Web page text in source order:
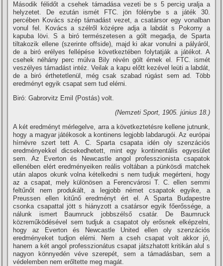
Második félidőt a csehek támadása vezeti be s 5 percig uralja a
helyzetet. De ezután ismét FTC. jön fölénybe s a játék 30.
percében Kovács szép támadást vezet, a csatársor egy vonalban
vonul fel. Kovács a szélről középre adja a labdát s Pokorny a
kapuba lövi. S a biró természetesen a gólt megadja, de Sparta
tiltakozik ellene (szerinte offside), majd ki akar vonulni a pályáról,
de a biró erélyes fellépése következtében folytatják a játékot. A
csehek néhány perc múlva Bily révén gólt érnek el. FTC. ismét
veszélyes támadást intéz. Veilak a kapu előtt kezével leüti a labdát,
de a biró érthetetlenül, még csak szabad rúgást sem ad. Több
eredményt egyik csapat sem tud elérni.
Biró: Gabrorvitz Emil (Postás) volt.
(Nemzeti Sport, 1905. június 18.)
A két eredményt mérlegelve, arra a következtetésre kellene jutnunk,
hogy a magyar játékosok a kontinens legjobb labdarugói. Az európai
hí­rnévre szert tett A. C. Sparta csapata idén oly szenzációs
eredményekkel dicsekedhetett, mint egy kontinentális egyesület
sem. Az Everton és Newcastle angol professzionista csapatok
ellenében elért eredményeiken reális voltában a pünkösdi matchek
után alapos okunk volna kételkedni s nem tudjuk megérteni, hogy
az a csapat, mely különösen a Ferencvárosi T. C. ellen semmi
feltűnőt nem produkált, a legjobb német csapatok egyike, a
Preussen ellen kitűnő eredményt ért el. A Sparta Budapestre
csonka csapattal jött s hiányzott a csatársor egyik főerőssége, a
nálunk ismert Baumruck jobbszélső csatár. De Baumruck
közreműködésével sem tudjuk a csapatot oly erősnek elképzelni,
hogy az Everton és Newcastle United ellen oly szenzációs
eredményeket tudjon elérni. Nem a cseh csapat volt akkor jó,
hanem a két angol professzionátus csapat játszhatott kritikán alul s
nagyon könnyedén véve szerepét, sem a támadásban, sem a
védelemben nem erőltette meg magát.